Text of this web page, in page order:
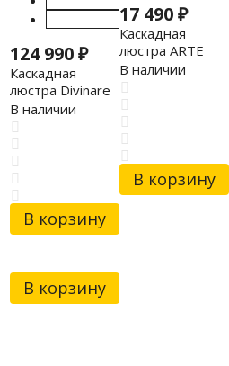
124 990₽
Каскадная
люстра Divinare
7566/01 SP-13
В наличии
В корзину
17 490₽
Каскадная
люстра ARTE
Lamp A2198SP-
2BK
В наличии
В корзину
В корзину